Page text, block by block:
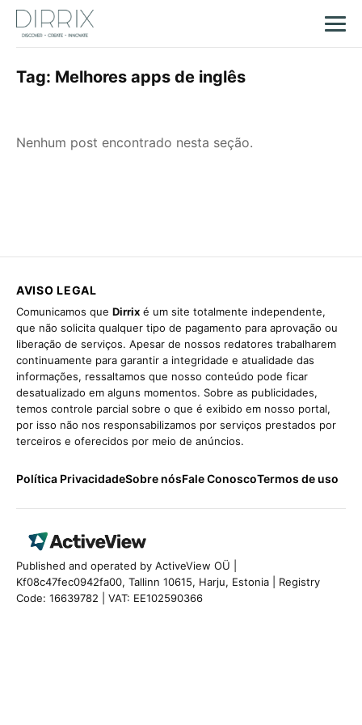
Tag: Melhores apps de inglês
Nenhum post encontrado nesta seção.
AVISO LEGAL
Comunicamos que Dirrix é um site totalmente independente,
que não solicita qualquer tipo de pagamento para aprovação ou
liberação de serviços. Apesar de nossos redatores trabalharem
continuamente para garantir a integridade e atualidade das
informações, ressaltamos que nosso conteúdo pode ficar
desatualizado em alguns momentos. Sobre as publicidades,
temos controle parcial sobre o que é exibido em nosso portal,
por isso não nos responsabilizamos por serviços prestados por
terceiros e oferecidos por meio de anúncios.
Política PrivacidadeSobre nósFale ConoscoTermos de uso
Published and operated by ActiveView OÜ |
Kf08c47fec0942fa00, Tallinn 10615, Harju, Estonia | Registry
Code: 16639782 | VAT: EE102590366